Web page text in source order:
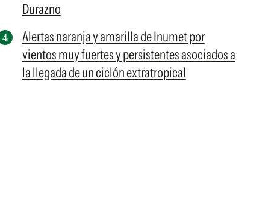
Durazno
Alertas naranja y amarilla de Inumet por
vientos muy fuertes y persistentes asociados a
la llegada de un ciclón extratropical